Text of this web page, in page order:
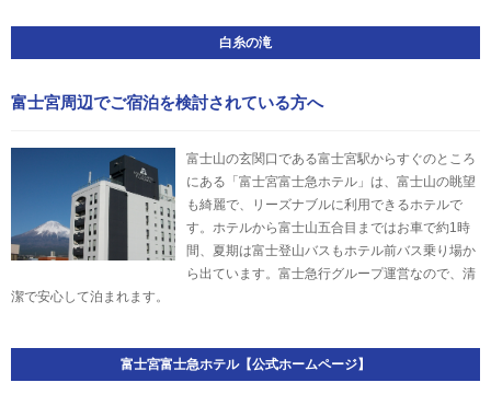
白糸の滝
富士宮周辺でご宿泊を検討されている方へ
富士山の玄関口である富士宮駅からすぐのところ
にある「富士宮富士急ホテル」は、富士山の眺望
も綺麗で、リーズナブルに利用できるホテルで
す。ホテルから富士山五合目まではお車で約1時
間、夏期は富士登山バスもホテル前バス乗り場か
ら出ています。富士急行グループ運営なので、清
潔で安心して泊まれます。
富士宮富士急ホテル【公式ホームページ】